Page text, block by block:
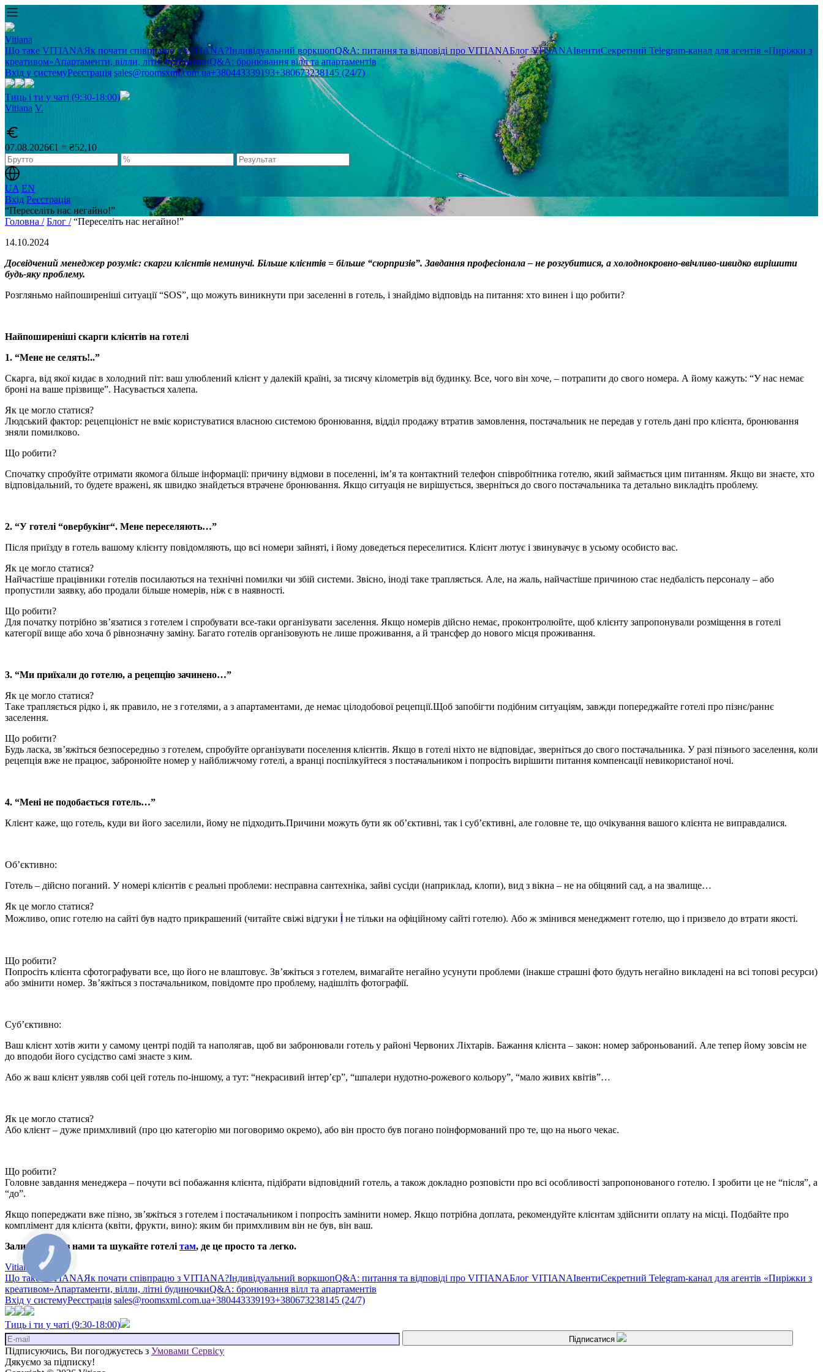
Vitiana
Що таке VITIANAЯк почати співпрацю з VITIANA?Індивідуальний воркшопQ&A: питання та відповіді про VITIANAБлог VITIANAІвентиСекретний Telegram-канал для агентів «Пиріжки з
креативом»Апартаменти, вілли, літні будиночкиQ&A: бронювання вілл та апартаментів
Вхід у системуРеєстрація sales@roomsxml.com.ua+380443339193+380673238145 (24/7)
Тиць і ти у чаті (9:30-18:00)
Vitiana V.
07.08.2026€1 = ₴52,10
UA EN
Вхід Реєстрація
“Переселіть нас негайно!”
Головна / Блог / “Переселіть нас негайно!”
14.10.2024
Досвідчений менеджер розуміє: скарги клієнтів неминучі. Більше клієнтів = більше “сюрпризів”. Завдання професіонала – не розгубитися, а холоднокровно-ввічливо-швидко вирішити
будь-яку проблему.
Розгляньмо найпоширеніші ситуації “SOS”, що можуть виникнути при заселенні в готель, і знайдімо відповідь на питання: хто винен і що робити?
Найпоширеніші скарги клієнтів на готелі
1. “Мене не селять!..”
Скарга, від якої кидає в холодний піт: ваш улюблений клієнт у далекій країні, за тисячу кілометрів від будинку. Все, чого він хоче, – потрапити до свого номера. А йому кажуть: “У нас немає
броні на ваше прізвище”. Насувається халепа.
Як це могло статися?
Людський фактор: рецепціоніст не вміє користуватися власною системою бронювання, відділ продажу втратив замовлення, постачальник не передав у готель дані про клієнта, бронювання
зняли помилково.
Що робити?
Спочатку спробуйте отримати якомога більше інформації: причину відмови в поселенні, ім’я та контактний телефон співробітника готелю, який займається цим питанням. Якщо ви знаєте, хто
відповідальний, то будете вражені, як швидко знайдеться втрачене бронювання. Якщо ситуація не вирішується, зверніться до свого постачальника та детально викладіть проблему.
2. “У готелі “овербукінг“. Мене переселяють…”
Після приїзду в готель вашому клієнту повідомляють, що всі номери зайняті, і йому доведеться переселитися. Клієнт лютує і звинувачує в усьому особисто вас.
Як це могло статися?
Найчастіше працівники готелів посилаються на технічні помилки чи збій системи. Звісно, ​​іноді таке трапляється. Але, на жаль, найчастіше причиною стає недбалість персоналу – або
пропустили заявку, або продали більше номерів, ніж є в наявності.
Що робити?
Для початку потрібно зв’язатися з готелем і спробувати все-таки організувати заселення. Якщо номерів дійсно немає, проконтролюйте, щоб клієнту запропонували розміщення в готелі
категорії вище або хоча б рівнозначну заміну. Багато готелів організовують не лише проживання, а й трансфер до нового місця проживання.
3. “Ми приїхали до готелю, а рецепцію зачинено…”
Як це могло статися?
Таке трапляється рідко і, як правило, не з готелями, а з апартаментами, де немає цілодобової рецепції.Щоб запобігти подібним ситуаціям, завжди попереджайте готелі про пізнє/раннє
заселення.
Що робити?
Будь ласка, зв’яжіться безпосередньо з готелем, спробуйте організувати поселення клієнтів. Якщо в готелі ніхто не відповідає, зверніться до свого постачальника. У разі пізнього заселення, коли
рецепція вже не працює, забронюйте номер у найближчому готелі, а вранці поспілкуйтеся з постачальником і попросіть вирішити питання компенсації невикористаної ночі.
4. “Мені не подобається готель…”
Клієнт каже, що готель, куди ви його заселили, йому не підходить.Причини можуть бути як об’єктивні, так і суб’єктивні, але головне те, що очікування вашого клієнта не виправдалися.
Об’єктивно:
Готель – дійсно поганий. У номері клієнтів є реальні проблеми: несправна сантехніка, зайві сусіди (наприклад, клопи), вид з вікна – не на обіцяний сад, а на звалище…
Як це могло статися?
Можливо, опис готелю на сайті був надто прикрашений (читайте свіжі відгуки і не тільки на офіційному сайті готелю). Або ж змінився менеджмент готелю, що і призвело до втрати якості.
Що робити?
Попросіть клієнта сфотографувати все, що його не влаштовує. Зв’яжіться з готелем, вимагайте негайно усунути проблеми (інакше страшні фото будуть негайно викладені на всі топові ресурси)
або змінити номер. Зв’яжіться з постачальником, повідомте про проблему, надішліть фотографії.
Суб’єктивно:
Ваш клієнт хотів жити у самому центрі подій та наполягав, щоб ви забронювали готель у районі Червоних Ліхтарів. Бажання клієнта – закон: номер заброньований. Але тепер йому зовсім не
до вподоби його сусідство самі знаєте з ким.
Або ж ваш клієнт уявляв собі цей готель по-іншому, а тут: “некрасивий інтер’єр”, “шпалери нудотно-рожевого кольору”, “мало живих квітів”…
Як це могло статися?
Або клієнт – дуже примхливий (про цю категорію ми поговоримо окремо), або він просто був погано поінформований про те, що на нього чекає.
Що робити?
Головне завдання менеджера – почути всі побажання клієнта, підібрати відповідний готель, а також докладно розповісти про всі особливості запропонованого готелю. І зробити це не “після”, а
“до”.
Якщо попереджати вже пізно, зв’яжіться з готелем і постачальником і попросіть замінити номер. Якщо потрібна доплата, рекомендуйте клієнтам здійснити оплату на місці. Подбайте про
комплімент для клієнта (квіти, фрукти, вино): яким би примхливим він не був, він ваш.
Залишайтеся з нами та шукайте готелі там, де це просто та легко.
Vitiana
Що таке VITIANAЯк почати співпрацю з VITIANA?Індивідуальний воркшопQ&A: питання та відповіді про VITIANAБлог VITIANAІвентиСекретний Telegram-канал для агентів «Пиріжки з
креативом»Апартаменти, вілли, літні будиночкиQ&A: бронювання вілл та апартаментів
Вхід у системуРеєстрація sales@roomsxml.com.ua+380443339193+380673238145 (24/7)
Тиць і ти у чаті (9:30-18:00)
Підписатися
Підписуючись, Ви погоджуєтесь з Умовами Сервісу
Дякуємо за підписку!